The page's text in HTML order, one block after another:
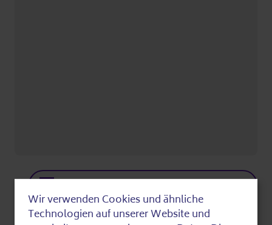
Google Maps Show in Google Maps
Kim
Use
Wir verwenden Cookies und ähnliche
Technologien auf unserer Website und